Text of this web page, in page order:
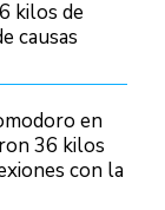
kilos de
causas
en
36 kilos
con la